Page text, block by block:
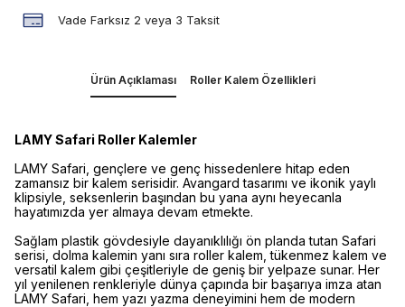
Vade Farksız 2 veya 3 Taksit
Ürün Açıklaması Roller Kalem Özellikleri
LAMY Safari Roller Kalemler
LAMY Safari, gençlere ve genç hissedenlere hitap eden
zamansız bir kalem serisidir. Avangard tasarımı ve ikonik yaylı
klipsiyle, seksenlerin başından bu yana aynı heyecanla
hayatımızda yer almaya devam etmekte.
Sağlam plastik gövdesiyle dayanıklılığı ön planda tutan Safari
serisi, dolma kalemin yanı sıra roller kalem, tükenmez kalem ve
versatil kalem gibi çeşitleriyle de geniş bir yelpaze sunar. Her
yıl yenilenen renkleriyle dünya çapında bir başarıya imza atan
LAMY Safari, hem yazı yazma deneyimini hem de modern